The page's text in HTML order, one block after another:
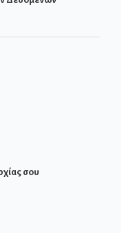
σου